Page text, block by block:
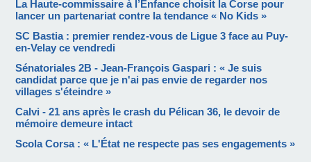
La Haute-commissaire à l’Enfance choisit la Corse pour
lancer un partenariat contre la tendance « No Kids »
SC Bastia : premier rendez-vous de Ligue 3 face au Puy-
en-Velay ce vendredi
Sénatoriales 2B - Jean-François Gaspari : « Je suis
candidat parce que je n'ai pas envie de regarder nos
villages s'éteindre »
Calvi - 21 ans après le crash du Pélican 36, le devoir de
mémoire demeure intact
Scola Corsa : « L'État ne respecte pas ses engagements »